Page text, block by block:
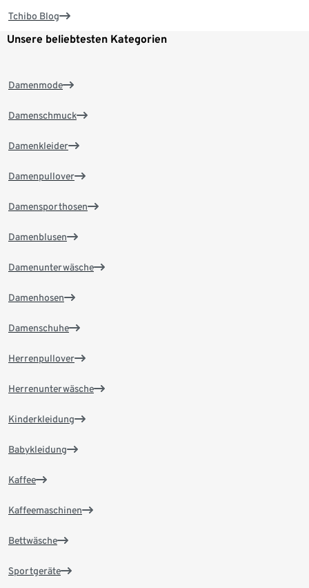
Tchibo Blog
Unsere beliebtesten Kategorien
Damenmode
Damenschmuck
Damenkleider
Damenpullover
Damensporthosen
Damenblusen
Damenunterwäsche
Damenhosen
Damenschuhe
Herrenpullover
Herrenunterwäsche
Kinderkleidung
Babykleidung
Kaffee
Kaffeemaschinen
Bettwäsche
Sportgeräte